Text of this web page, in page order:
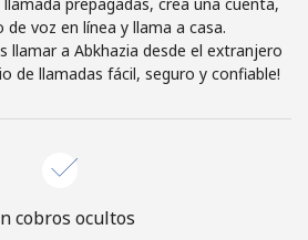
Únete
voz en línea y llama a casa.
llamar a Abkhazia desde el extranjero
de llamadas fácil, seguro y confiable!
cobros ocultos